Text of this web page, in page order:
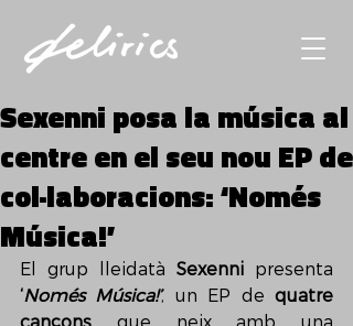
Sexenni posa la música al
centre en el seu nou EP de
col·laboracions: ‘Només
Música!’
El grup lleidatà Sexenni
‘Només Música!’, un EP de quatre